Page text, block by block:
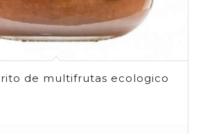
de multifrutas ecologico